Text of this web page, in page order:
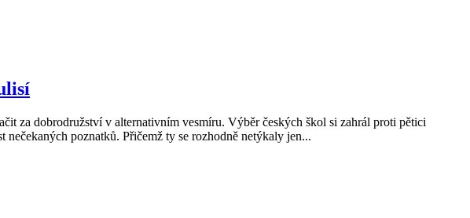
za dobrodružství v alternativním vesmíru. Výběr českých škol si zahrál proti pětici
poznatků. Přičemž ty se rozhodně netýkaly jen...